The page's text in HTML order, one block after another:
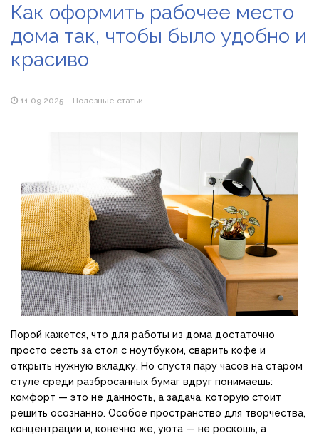
варіант
Натуральна косметика Хіларі для захисту шкіри від
сонця
Магазин паяльников: рейтинг лучших магазинов Украины
2026
Как оформить рабочее место
дома так, чтобы было удобно и
красиво
11.09.2025 Полезные статьи
Порой кажется, что для работы из дома достаточно
просто сесть за стол с ноутбуком, сварить кофе и
открыть нужную вкладку. Но спустя пару часов на старом
стуле среди разбросанных бумаг вдруг понимаешь:
комфорт — это не данность, а задача, которую стоит
решить осознанно. Особое пространство для творчества,
концентрации и, конечно же, уюта — не роскошь, а